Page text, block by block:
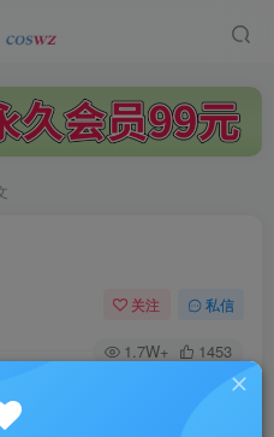
关注 私信
1.7W+ 1453